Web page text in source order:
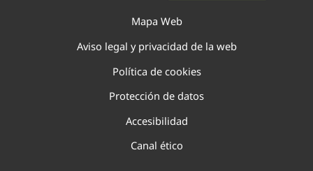
Mapa Web
Aviso legal y privacidad de la web
Política de cookies
Protección de datos
Accesibilidad
Canal ético